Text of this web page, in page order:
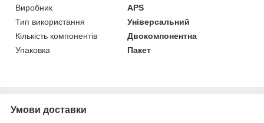
Виробник
APS
Тип використання
Універсальний
Кількість компонентів
Двокомпонентна
Упаковка
Пакет
Умови доставки